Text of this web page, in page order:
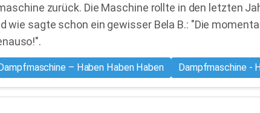
zurück. Die Maschine rollte in den letzten
wie sagte schon ein gewisser Bela B.: "Die
– Haben Haben Haben Dampfmaschine -